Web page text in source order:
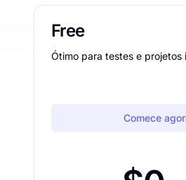
Free
Ótimo para testes e projetos
Comece